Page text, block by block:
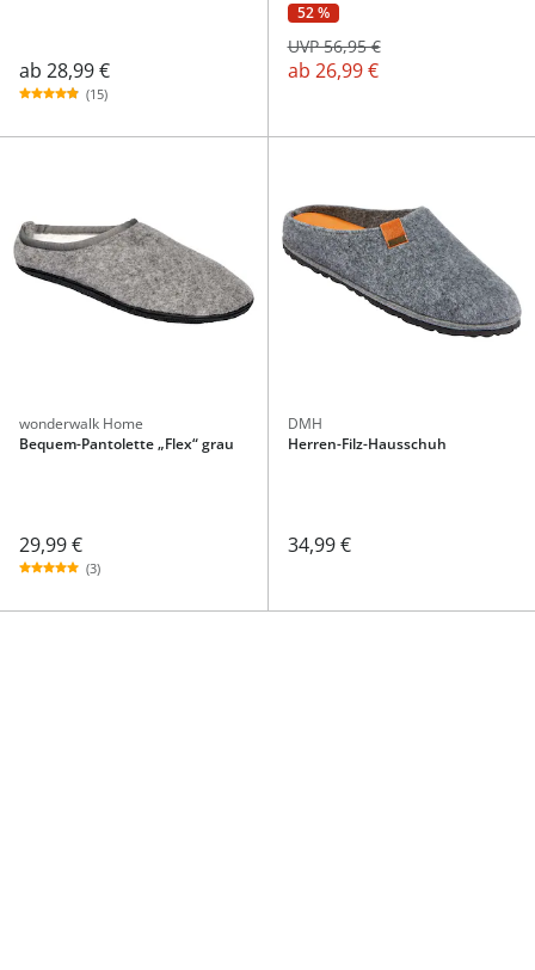
ab 28,99 €
(15)
52 %
ab 26,99 €
UVP 56,95 €
wonderwalk Home
Bequem-Pantolette „Flex“ grau
29,99 €
(3)
DMH
Herren-Filz-Hausschuh
34,99 €